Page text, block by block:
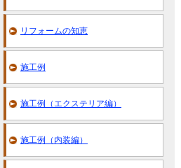
リフォームの知恵
施工例
施工例（エクステリア編）
施工例（内装編）